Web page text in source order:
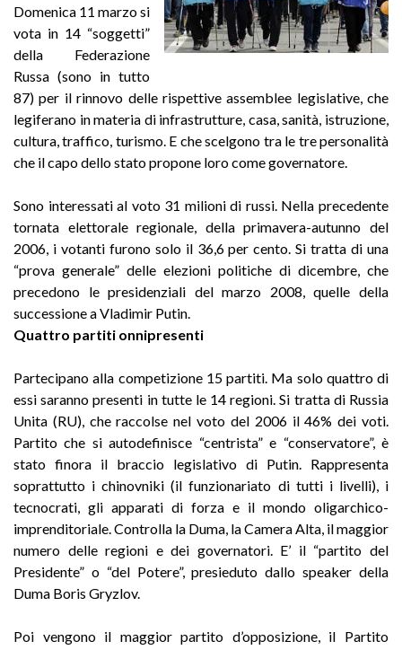
Domenica 11 marzo si
vota in 14 “soggetti”
della Federazione
Russa (sono in tutto
87) per il rinnovo delle rispettive assemblee legislative, che
legiferano in materia di infrastrutture, casa, sanità, istruzione,
cultura, traffico, turismo. E che scelgono tra le tre personalità
che il capo dello stato propone loro come governatore.
Sono interessati al voto 31 milioni di russi. Nella precedente
tornata elettorale regionale, della primavera-autunno del
2006, i votanti furono solo il 36,6 per cento. Si tratta di una
“prova generale” delle elezioni politiche di dicembre, che
precedono le presidenziali del marzo 2008, quelle della
successione a Vladimir Putin.
Quattro partiti onnipresenti
Partecipano alla competizione 15 partiti. Ma solo quattro di
essi saranno presenti in tutte le 14 regioni. Si tratta di Russia
Unita (RU), che raccolse nel voto del 2006 il 46% dei voti.
Partito che si autodefinisce “centrista” e “conservatore”, è
stato finora il braccio legislativo di Putin. Rappresenta
soprattutto i chinovniki (il funzionariato di tutti i livelli), i
tecnocrati, gli apparati di forza e il mondo oligarchico-
imprenditoriale. Controlla la Duma, la Camera Alta, il maggior
numero delle regioni e dei governatori. E’ il “partito del
Presidente” o “del Potere”, presieduto dallo speaker della
Duma Boris Gryzlov.
Poi vengono il maggior partito d’opposizione, il Partito